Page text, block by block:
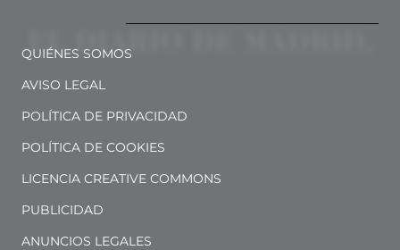
QUIÉNES SOMOS
AVISO LEGAL
POLÍTICA DE PRIVACIDAD
POLÍTICA DE COOKIES
LICENCIA CREATIVE COMMONS
PUBLICIDAD
ANUNCIOS LEGALES